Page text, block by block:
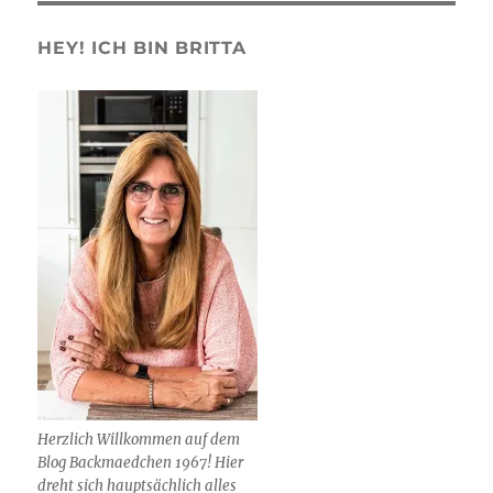
HEY! ICH BIN BRITTA
Herzlich Willkommen auf dem
Blog Backmaedchen 1967! Hier
dreht sich hauptsächlich alles